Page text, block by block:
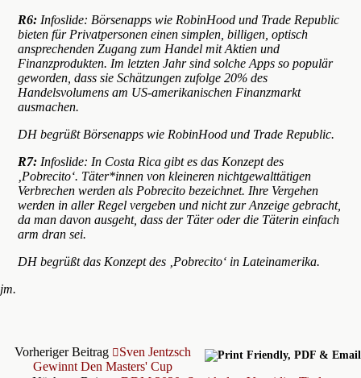
R6: Infoslide: Börsenapps wie RobinHood und Trade Republic
bieten für Privatpersonen einen simplen, billigen, optisch
ansprechenden Zugang zum Handel mit Aktien und
Finanzprodukten. Im letzten Jahr sind solche Apps so populär
geworden, dass sie Schätzungen zufolge 20% des
Handelsvolumens am US-amerikanischen Finanzmarkt
ausmachen.
DH begrüßt Börsenapps wie RobinHood und Trade Republic.
R7: Infoslide: In Costa Rica gibt es das Konzept des
‚Pobrecito‘. Täter*innen von kleineren nichtgewalttätigen
Verbrechen werden als Pobrecito bezeichnet. Ihre Vergehen
werden in aller Regel vergeben und nicht zur Anzeige gebracht,
da man davon ausgeht, dass der Täter oder die Täterin einfach
arm dran sei.
DH begrüßt das Konzept des ‚Pobrecito‘ in Lateinamerika.
jm.
Vorheriger Beitrag
Sven Jentzsch
Gewinnt Den Masters' Cup